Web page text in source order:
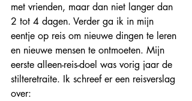
met vrienden, maar dan niet langer dan
2 tot 4 dagen. Verder ga ik in mijn
eentje op reis om nieuwe dingen te leren
en nieuwe mensen te ontmoeten. Mijn
eerste alleen-reis-doel was vorig jaar de
stilteretraite. Ik schreef er een reisverslag
over: